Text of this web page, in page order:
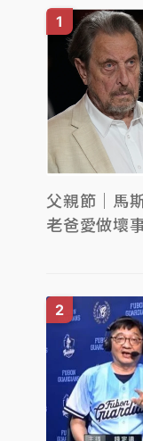
父親節｜馬
老爸愛做壞